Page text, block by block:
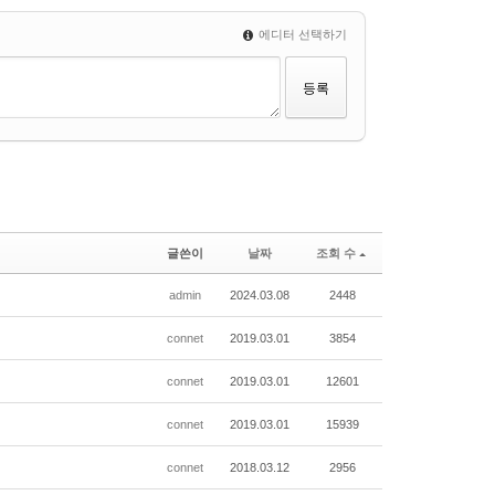
에디터 선택하기
글쓴이 날짜 조회 수
admin 2024.03.08 2448
connet 2019.03.01 3854
connet 2019.03.01 12601
connet 2019.03.01 15939
connet 2018.03.12 2956